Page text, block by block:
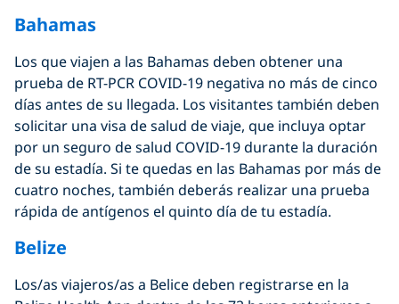
Bahamas
Los que viajen a las Bahamas deben obtener una
prueba de RT-PCR COVID-19 negativa no más de cinco
días antes de su llegada. Los visitantes también deben
solicitar una visa de salud de viaje, que incluya optar
por un seguro de salud COVID-19 durante la duración
de su estadía. Si te quedas en las Bahamas por más de
cuatro noches, también deberás realizar una prueba
rápida de antígenos el quinto día de tu estadía.
Belize
Los/as viajeros/as a Belice deben registrarse en la